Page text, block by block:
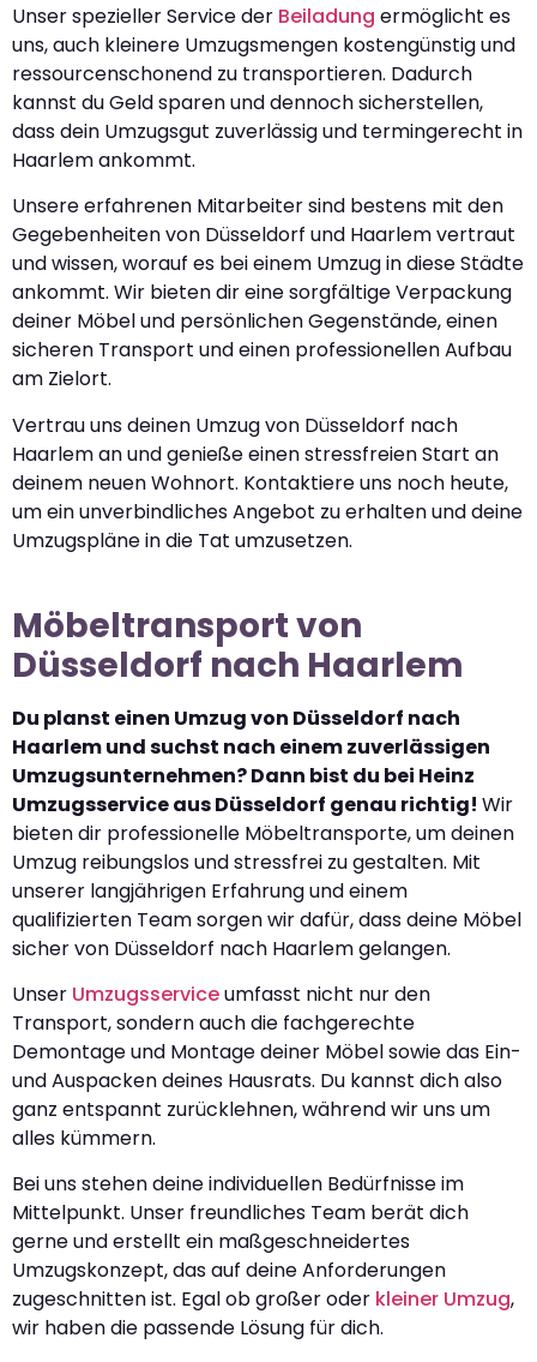
Unser spezieller Service der Beiladung ermöglicht es
uns, auch kleinere Umzugsmengen kostengünstig und
ressourcenschonend zu transportieren. Dadurch
kannst du Geld sparen und dennoch sicherstellen,
dass dein Umzugsgut zuverlässig und termingerecht in
Haarlem ankommt.
Unsere erfahrenen Mitarbeiter sind bestens mit den
Gegebenheiten von Düsseldorf und Haarlem vertraut
und wissen, worauf es bei einem Umzug in diese Städte
ankommt. Wir bieten dir eine sorgfältige Verpackung
deiner Möbel und persönlichen Gegenstände, einen
sicheren Transport und einen professionellen Aufbau
am Zielort.
Vertrau uns deinen Umzug von Düsseldorf nach
Haarlem an und genieße einen stressfreien Start an
deinem neuen Wohnort. Kontaktiere uns noch heute,
um ein unverbindliches Angebot zu erhalten und deine
Umzugspläne in die Tat umzusetzen.
Möbeltransport von
Düsseldorf nach Haarlem
Du planst einen Umzug von Düsseldorf nach
Haarlem und suchst nach einem zuverlässigen
Umzugsunternehmen? Dann bist du bei Heinz
Umzugsservice aus Düsseldorf genau richtig! Wir
bieten dir professionelle Möbeltransporte, um deinen
Umzug reibungslos und stressfrei zu gestalten. Mit
unserer langjährigen Erfahrung und einem
qualifizierten Team sorgen wir dafür, dass deine Möbel
sicher von Düsseldorf nach Haarlem gelangen.
Unser Umzugsserviceumfasst nicht nur den
Transport, sondern auch die fachgerechte
Demontage und Montage deiner Möbel sowie das Ein-
und Auspacken deines Hausrats. Du kannst dich also
ganz entspannt zurücklehnen, während wir uns um
alles kümmern.
Bei uns stehen deine individuellen Bedürfnisse im
Mittelpunkt. Unser freundliches Team berät dich
gerne und erstellt ein maßgeschneidertes
Umzugskonzept, das auf deine Anforderungen
zugeschnitten ist. Egal ob großer oder kleiner Umzug,
wir haben die passende Lösung für dich.